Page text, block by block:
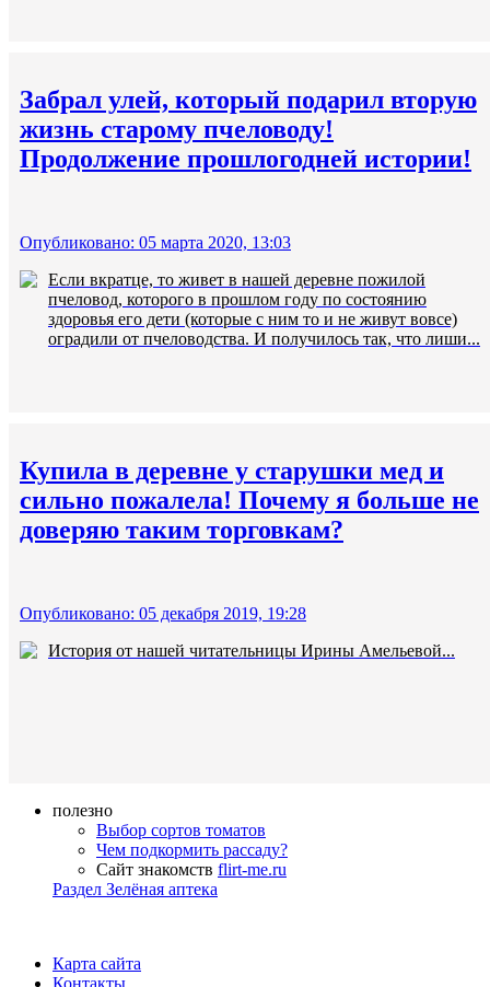
Забрал улей, который подарил вторую
жизнь старому пчеловоду!
Продолжение прошлогодней истории!
Опубликовано: 05 марта 2020, 13:03
Если вкратце, то живет в нашей деревне пожилой
пчеловод, которого в прошлом году по состоянию
здоровья его дети (которые с ним то и не живут вовсе)
оградили от пчеловодства. И получилось так, что лиши...
Купила в деревне у старушки мед и
сильно пожалела! Почему я больше не
доверяю таким торговкам?
Опубликовано: 05 декабря 2019, 19:28
История от нашей читательницы Ирины Амельевой...
полезно
Выбор сортов томатов
Чем подкормить рассаду?
Сайт знакомств flirt-me.ru
Раздел Зелёная аптека
Карта сайта
Контакты